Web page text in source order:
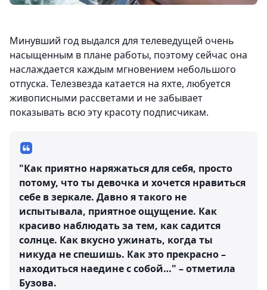
Минувший год выдался для телеведущей очень
насыщенным в плане работы, поэтому сейчас она
наслаждается каждым мгновением небольшого
отпуска. Телезвезда катается на яхте, любуется
живописными рассветами и не забывает
показывать всю эту красоту подписчикам.
"Как приятно наряжаться для себя, просто
потому, что ты девочка и хочется нравиться
себе в зеркале. Давно я такого не
испытывала, приятное ощущение. Как
красиво наблюдать за тем, как садится
солнце. Как вкусно ужинать, когда ты
никуда не спешишь. Как это прекрасно –
находиться наедине с собой…" – отметила
Бузова.